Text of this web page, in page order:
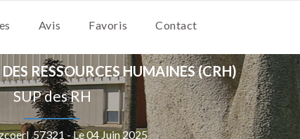
Avis Favoris Contact
RESSOURCES HUMAINES (CRH)
SUP des RH
- Le 04 Juin 2025